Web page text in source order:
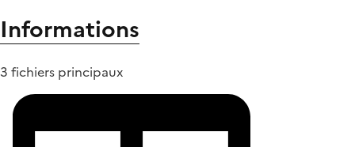
Informations
3 fichiers principaux